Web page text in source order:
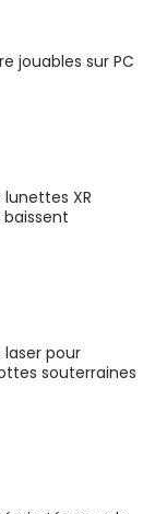
jouables sur PC
lunettes XR
laser pour
souterraines